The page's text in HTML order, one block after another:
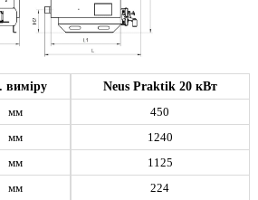
виміру
Neus Praktik 20 кВт
мм
450
мм
1240
мм
1125
мм 224